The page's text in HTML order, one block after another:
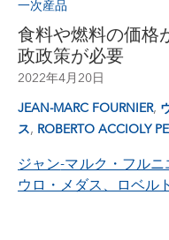
一次産品
食料や燃料の価格
政政策が必要
2022年4月20日
JEAN-MARC FOURNIER,
ス, ROBERTO ACCIOLY
ジャン-マルク・フル
ウロ・メダス、ロベル